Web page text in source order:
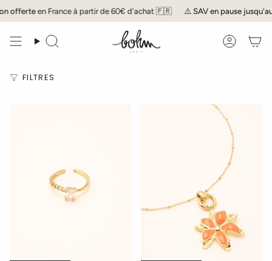
Passer
au
de
en France à partir de 60€ d'achat 🇫🇷 ⚠️ SAVen pause jusqu'au
Recherche Compte
FILTRES